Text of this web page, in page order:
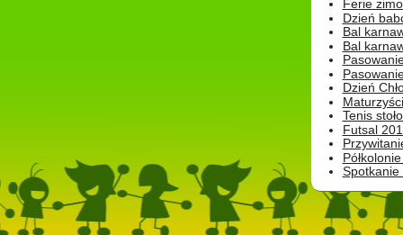
Ferie
Dzień
Bal
Bal
Dzień
Tenis
Futsal